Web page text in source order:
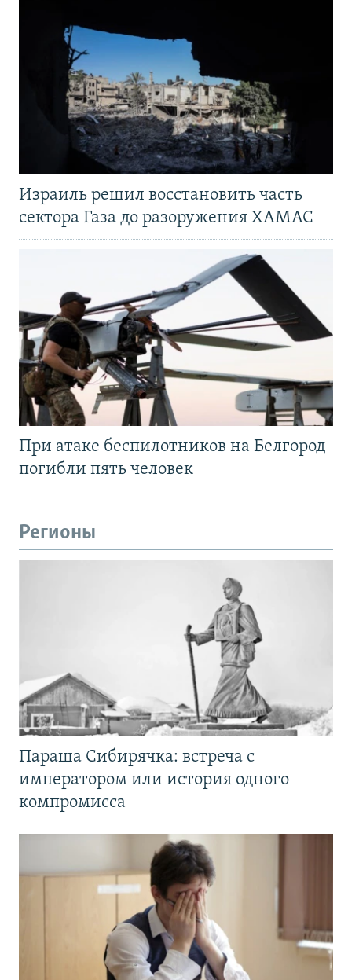
Израиль решил восстановить часть
сектора Газа до разоружения ХАМАС
При атаке беспилотников на Белгород
погибли пять человек
Регионы
Параша Сибирячка: встреча с
императором или история одного
компромисса